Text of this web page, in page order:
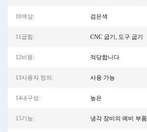
10색상: 검은색
11굽힘: CNC 굽기, 도구 굽기
12비용: 적당합니다
13사용자 정의: 사용 가능
14내구성: 높은
15기능: 냉각 장비의 예비 부품